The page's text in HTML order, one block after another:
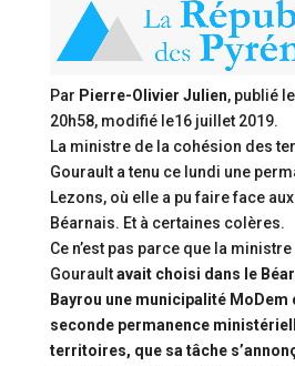
Par Pierre-Olivier Julien, publié le
20h58, modifié le16 juillet 2019.
La ministre de la cohésion des
Gourault a tenu ce lundi une
Lezons, où elle a pu faire face
Béarnais. Et à certaines colères.
Ce n’est pas parce que la
Gouraultavait choisi dans le
Bayrou une municipalité MoDem
seconde permanence
territoires, que sa tâche